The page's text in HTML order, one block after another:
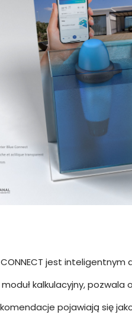
CONNECT jest
kalkulacyjny,
pojawiają się